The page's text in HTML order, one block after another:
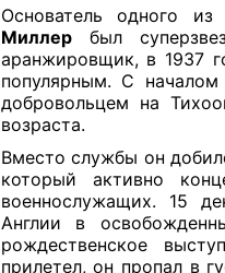
Основатель одного
Миллербыл
аранжировщик, в 1937
популярным. С
добровольцем на
возраста.
Вместо службы он
который активно
военнослужащих. 15
Англии в
рождественское
прилетел, он пропал в